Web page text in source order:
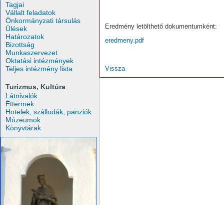
Tagjai
Vállalt feladatok
Önkormányzati társulás
Ülések
Határozatok
Bizottság
Munkaszervezet
Oktatási intézmények
Teljes intézmény lista
Turizmus, Kultúra
Látnivalók
Éttermek
Hotelek, szállodák, panziók
Múzeumok
Könyvtárak
Eredmény letölthető dokumentumként:
eredmeny.pdf
Vissza